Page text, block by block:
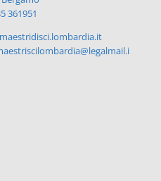
361951